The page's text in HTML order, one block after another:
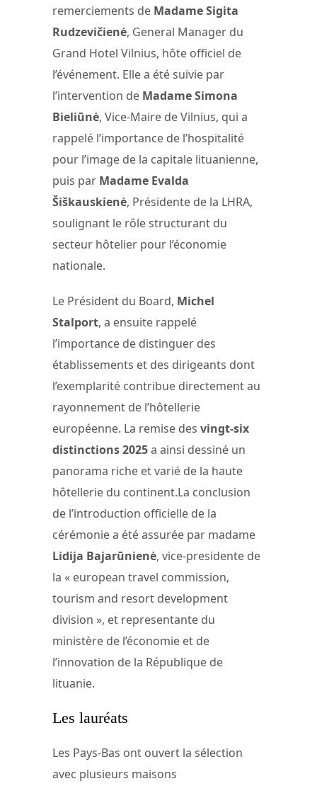
remerciements de Madame Sigita
Rudzevičienė, General Manager du
Grand Hotel Vilnius, hôte officiel de
l’événement. Elle a été suivie par
l’intervention de Madame Simona
Bieliūnė, Vice-Maire de Vilnius, qui a
rappelé l’importance de l’hospitalité
pour l’image de la capitale lituanienne,
puis par Madame Evalda
Šiškauskienė, Présidente de la LHRA,
soulignant le rôle structurant du
secteur hôtelier pour l’économie
nationale.
Le Président du Board, Michel
Stalport, a ensuite rappelé
l’importance de distinguer des
établissements et des dirigeants dont
l’exemplarité contribue directement au
rayonnement de l’hôtellerie
européenne. La remise des vingt-six
distinctions 2025a ainsi dessiné un
panorama riche et varié de la haute
hôtellerie du continent.La conclusion
de l’introduction officielle de la
cérémonie a été assurée par madame
Lidija Bajarūnienė, vice-presidente de
la « european travel commission,
tourism and resort development
division », et representante du
ministère de l’économie et de
l’innovation de la République de
lituanie.
Les lauréats
Les Pays-Bas ont ouvert la sélection
avec plusieurs maisons